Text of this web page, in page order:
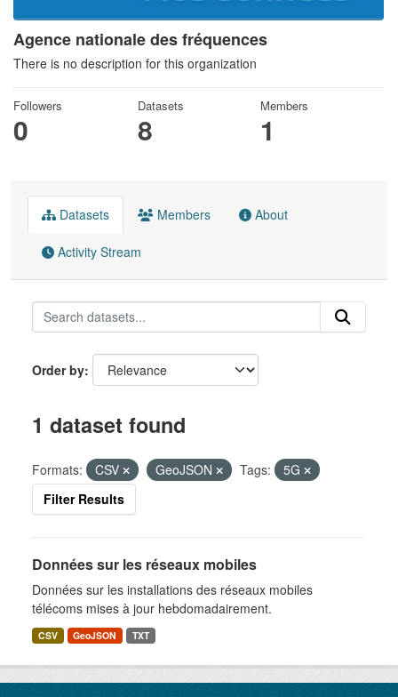
Agence nationale des fréquences
There is no description for this organization
Followers
0
Datasets
8
Members
1
Datasets Members About
Activity Stream
Order by
1 dataset found
Formats: CSV GeoJSON Tags:
5G
Filter Results
Données sur les réseaux mobiles
Données sur les installations des réseaux mobiles
télécoms mises à jour hebdomadairement.
CSV GeoJSON TXT